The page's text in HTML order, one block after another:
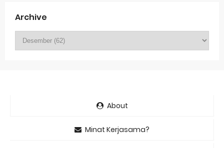
Archive
About
Minat Kerjasama?